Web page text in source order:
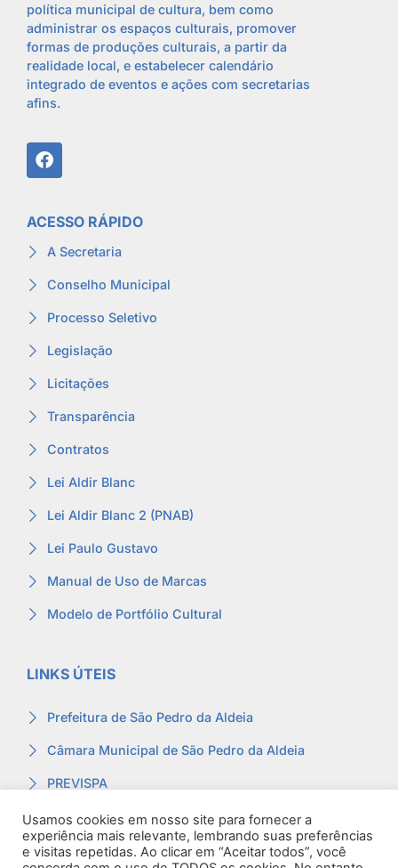
política municipal de cultura, bem como
administrar os espaços culturais, promover
formas de produções culturais, a partir da
realidade local, e estabelecer calendário
integrado de eventos e ações com secretarias
afins.
ACESSO RÁPIDO
A Secretaria
Conselho Municipal
Processo Seletivo
Legislação
Licitações
Transparência
Contratos
Lei Aldir Blanc
Lei Aldir Blanc 2 (PNAB)
Lei Paulo Gustavo
Manual de Uso de Marcas
Modelo de Portfólio Cultural
LINKS ÚTEIS
Prefeitura de São Pedro da Aldeia
Câmara Municipal de São Pedro da Aldeia
PREVISPA
Ouvidoria
Contracheque
Usamos cookies em nosso site para fornecer a
experiência mais relevante, lembrando suas preferências
e visitas repetidas. Ao clicar em “Aceitar todos”, você